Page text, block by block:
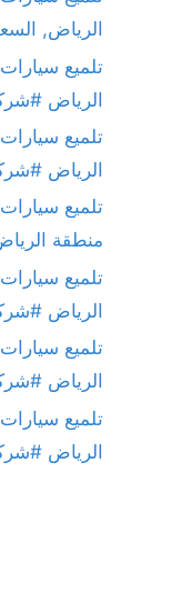
الرياض,
تلميع
الرياض
تلميع
الرياض
تلميع
منطقة
تلميع
الرياض
تلميع
الرياض
تلميع
الرياض